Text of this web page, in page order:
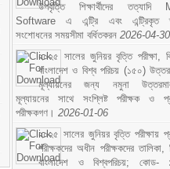
উপবৃত্তি শিক্ষার্থীদের তত্যাদি
Software এ এন্ট্রি এবং এন্ট্রিকৃত
সংশোধনের সময়সীমা বর্ধিতকরন 2026-04-30
২০২৫ সালের জুনিয়র বৃত্তি পরীক্ষা,
বাংলাদেশ ও বিশ্ব পরিচয় (১৫০)
মূল্যায়নের জন্য নমুনা
মূল্যায়নের সাথে সংশ্লিষ্ট পরীক্ষক ও
পরীক্ষকগণ। 2026-01-06
২০২৫ সালের জুনিয়র বৃত্তি পরীক্ষায়
পরীক্ষকদের অধীন পরীক্ষকদের তালিকা,
বাংলাদেশ ও বিশ্বপরিচয়; কোড-